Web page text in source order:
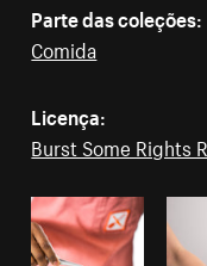
Parte das coleções:
Comida
Licença:
Burst Some Rights